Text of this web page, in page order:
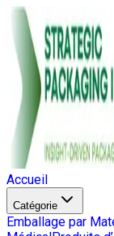
Accueil
Catégorie
Emballage par